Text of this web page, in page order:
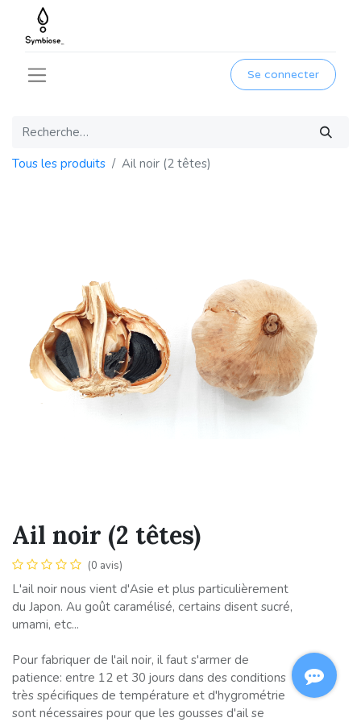
Se connecter
Tous les produits Ail noir (2 têtes)
Ail noir (2 têtes)
(0 avis)
L'ail noir nous vient d'Asie et plus particulièrement
du Japon. Au goût caramélisé, certains disent sucré,
umami, etc...
Pour fabriquer de l'ail noir, il faut s'armer de
patience: entre 12 et 30 jours dans des conditions
très spécifiques de température et d'hygrométrie
sont nécessaires pour que les gousses d'ail se